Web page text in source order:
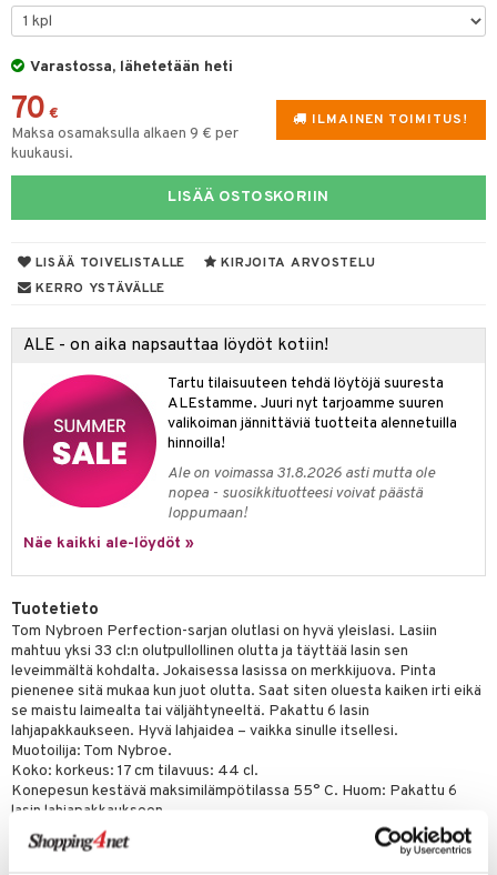
Varastossa, lähetetään heti
ILMAINEN TOIMITUS!
70 €
Maksa osamaksulla alkaen 9 € per
kuukausi.
LISÄÄ OSTOSKORIIN
LISÄÄ TOIVELISTALLE
KIRJOITA ARVOSTELU
KERRO YSTÄVÄLLE
ALE - on aika napsauttaa löydöt kotiin!
Tartu tilaisuuteen tehdä löytöjä suuresta
ALEstamme. Juuri nyt tarjoamme suuren
valikoiman jännittäviä tuotteita alennetuilla
hinnoilla!
Ale on voimassa 31.8.2026 asti mutta ole
nopea - suosikkituotteesi voivat päästä
loppumaan!
Näe kaikki ale-löydöt »
Tuotetieto
Tom Nybroen Perfection-sarjan olutlasi on hyvä yleislasi. Lasiin
mahtuu yksi 33 cl:n olutpullollinen olutta ja täyttää lasin sen
leveimmältä kohdalta. Jokaisessa lasissa on merkkijuova. Pinta
pienenee sitä mukaa kun juot olutta. Saat siten oluesta kaiken irti eikä
se maistu laimealta tai väljähtyneeltä. Pakattu 6 lasin
lahjapakkaukseen. Hyvä lahjaidea – vaikka sinulle itsellesi.
Muotoilija: Tom Nybroe.
Koko: korkeus: 17 cm tilavuus: 44 cl.
Konepesun kestävä maksimilämpötilassa 55° C. Huom: Pakattu 6
lasin lahjapakkaukseen.
Maustemyllyt
/ Outdoor
& Kulhot
Leivontavuoat
& Vihannesveitset
sisustus
tarvikkeita
tekstiilit
koristelu
säilytys
tekstiilit
Saalit
& Tyynyliinat
& Peitot
& Koukut
& Korit
& Veistokset
Art
& Lyhdyt
& Hyllyt
& Koukut
tekstiilit
tekstiilit
tekstiilit
hyönteissuoja
ruokinta
& Lyhdyt
& vastauksia